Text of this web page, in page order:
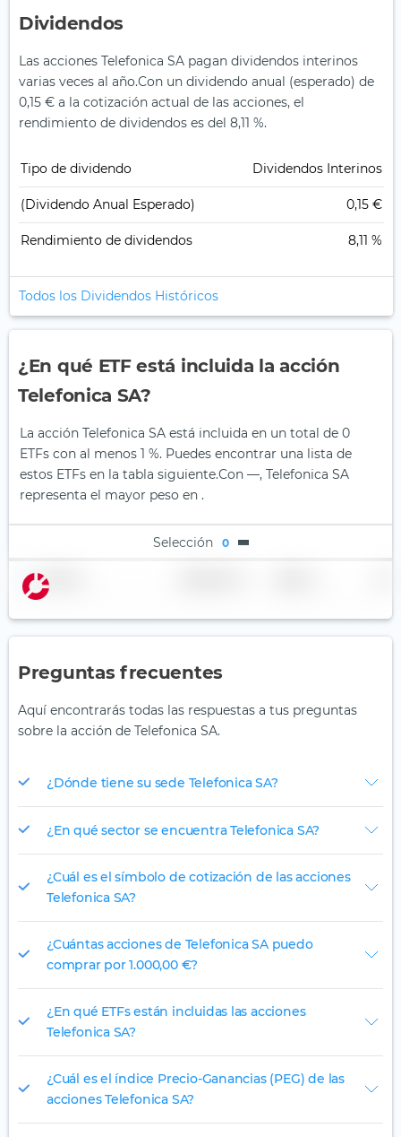
Dividendos
Las acciones Telefonica SA pagan dividendos interinos
varias veces al año.Con un dividendo anual (esperado) de
0,15 € a la cotización actual de las acciones, el
rendimiento de dividendos es del 8,11 %.
Tipo de dividendo Dividendos Interinos
(Dividendo Anual Esperado) 0,15 €
Rendimiento de dividendos 8,11 %
Todos los Dividendos Históricos
¿En qué ETF está incluida la acción
Telefonica SA?
La acción Telefonica SA está incluida en un total de 0
ETFs con al menos 1 %. Puedes encontrar una lista de
estos ETFs en la tabla siguiente.Con —, Telefonica SA
representa el mayor peso en .
Selección 0
Nombre
Preguntas frecuentes
Aquí encontrarás todas las respuestas a tus preguntas
sobre la acción de Telefonica SA.
¿Dónde tiene su sede Telefonica SA?
¿En qué sector se encuentra Telefonica SA?
¿Cuál es el símbolo de cotización de las acciones
Telefonica SA?
¿Cuántas acciones de Telefonica SA puedo
comprar por 1.000,00 €?
¿En qué ETFs están incluidas las acciones
Telefonica SA?
¿Cuál es el índice Precio-Ganancias (PEG) de las
acciones Telefonica SA?